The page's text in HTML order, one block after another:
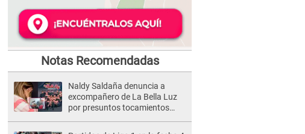
Notas Recomendadas
Naldy Saldaña denuncia a
excompañero de La Bella Luz
por presuntos tocamientos